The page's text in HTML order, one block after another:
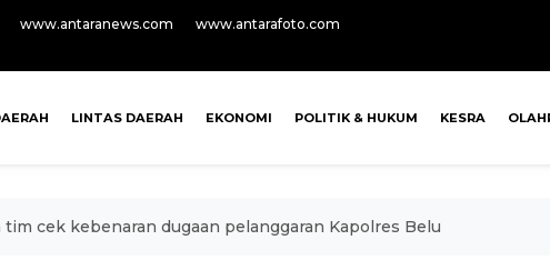
www.antaranews.com
www.antarafoto.com
LINTAS DAERAH EKONOMI POLITIK & HUKUM KESRA
cek kebenaran dugaan pelanggaran Kapolres Belu